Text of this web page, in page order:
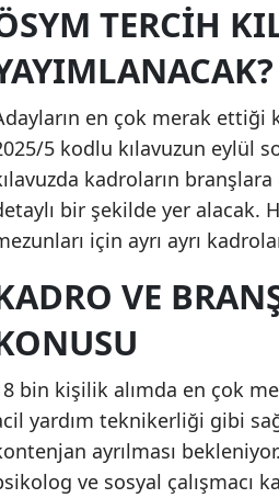
TERCIH
en çok merak ettiği
5 kodlu kılavuzun eylül
kadroların
bir şekilde yer alacak.
için ayrı ayrı
VE
bin kişilik alımda en çok
yardım teknikerliği gibi
ayrılması
ve sosyal çalışmacı